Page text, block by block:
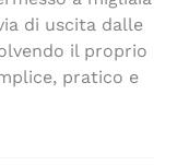
di uscita dalle
il proprio
pratico e